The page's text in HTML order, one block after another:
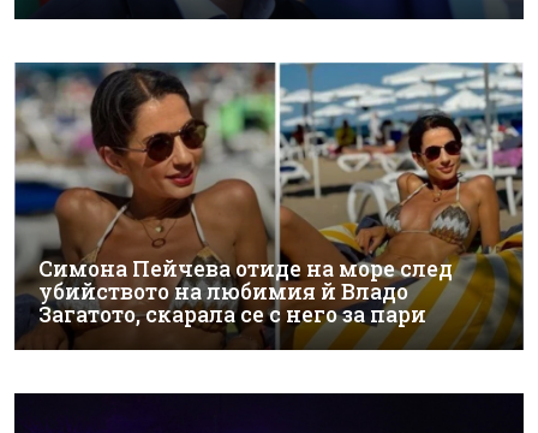
Симона Пейчева отиде на море след
убийството на любимия й Владо
Загатото, скарала се с него за пари